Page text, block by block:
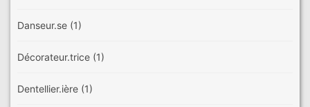
Danseur.se (1)
Décorateur.trice (1)
Dentellier.ière (1)